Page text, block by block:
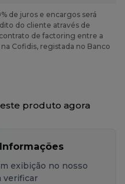
de juros e encargos será
do cliente através de
de factoring entre a
Cofidis, registada no Banco
produto agora
exibição no nosso
verificar